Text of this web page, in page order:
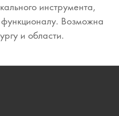
инструмента,
Возможна
и области.